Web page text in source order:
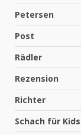
Petersen
Post
Rädler
Rezension
Richter
Schach für Kids